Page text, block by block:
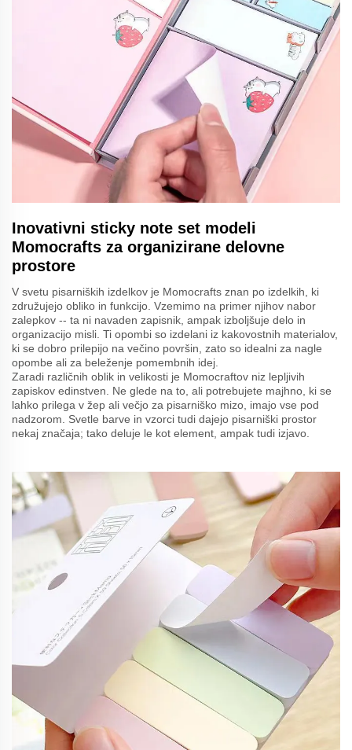
Inovativni sticky note set modeli
Momocrafts za organizirane delovne
prostore
V svetu pisarniških izdelkov je Momocrafts znan po izdelkih, ki
združujejo obliko in funkcijo. Vzemimo na primer njihov nabor
zalepkov -- ta ni navaden zapisnik, ampak izboljšuje delo in
organizacijo misli. Ti opombi so izdelani iz kakovostnih materialov,
ki se dobro prilepijo na večino površin, zato so idealni za nagle
opombe ali za beleženje pomembnih idej.
Zaradi različnih oblik in velikosti je Momocraftov niz lepljivih
zapiskov edinstven. Ne glede na to, ali potrebujete majhno, ki se
lahko prilega v žep ali večjo za pisarniško mizo, imajo vse pod
nadzorom. Svetle barve in vzorci tudi dajejo pisarniški prostor
nekaj značaja; tako deluje le kot element, ampak tudi izjavo.